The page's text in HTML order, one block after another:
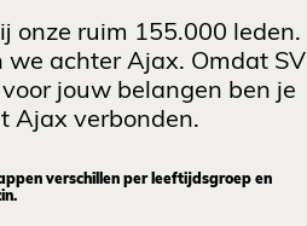
onze ruim 155.000 leden.
we achter Ajax. Omdat SV
jouw belangen ben je
Ajax verbonden.
verschillen per leeftijdsgroep en